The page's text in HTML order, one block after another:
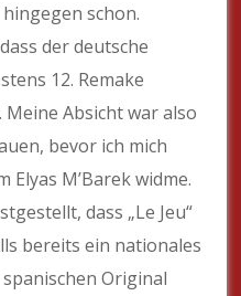
schon.
der deutsche
12. Remake
Absicht war also
bevor ich mich
M’Barek widme.
dass „Le Jeu“
bereits ein nationales
Original